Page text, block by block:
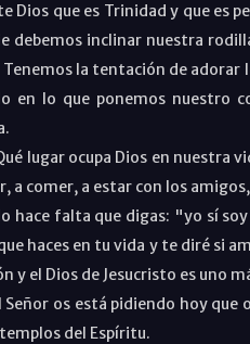
Dios que es Trinidad y que es
debemos inclinar nuestra
Tenemos la tentación de
en lo que ponemos nuestro
lugar ocupa Dios en nuestra
a comer, a estar con los
falta que digas: "yo sí soy
haces en tu vida y te diré si
y el Dios de Jesucristo es uno
os está pidiendo hoy que
del Espíritu.